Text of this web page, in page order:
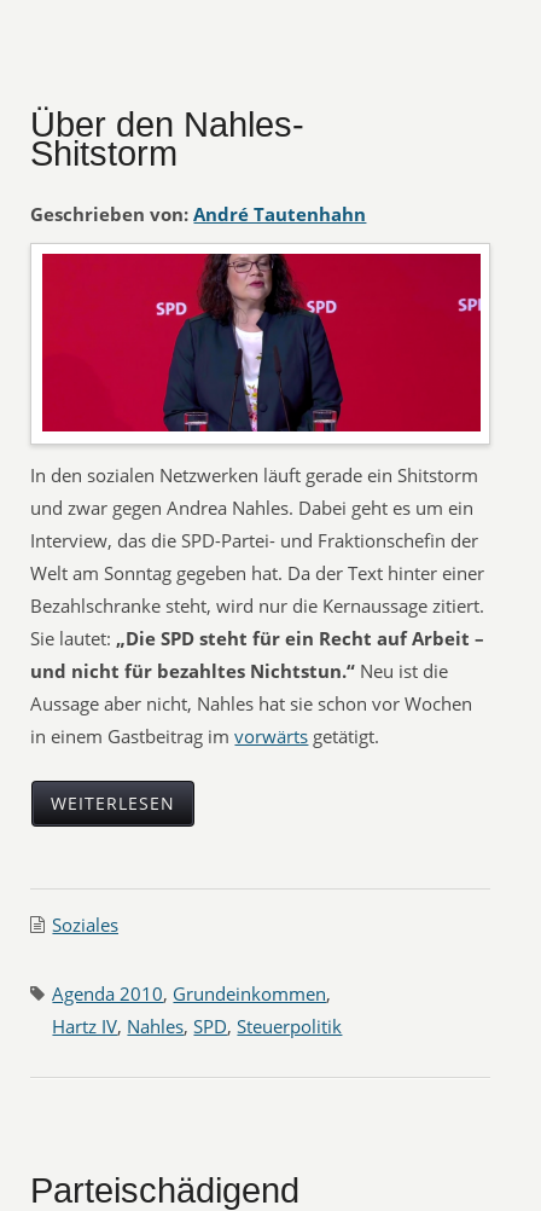
Über den Nahles-
Shitstorm
Geschrieben von: André Tautenhahn
In den sozialen Netzwerken läuft gerade ein Shitstorm
und zwar gegen Andrea Nahles. Dabei geht es um ein
Interview, das die SPD-Partei- und Fraktionschefin der
Welt am Sonntag gegeben hat. Da der Text hinter einer
Bezahlschranke steht, wird nur die Kernaussage zitiert.
Sie lautet: „Die SPD steht für ein Recht auf Arbeit –
und nicht für bezahltes Nichtstun.“ Neu ist die
Aussage aber nicht, Nahles hat sie schon vor Wochen
in einem Gastbeitrag imvorwärts getätigt.
WEITERLESEN
Soziales
Agenda 2010, Grundeinkommen,
Hartz IV, Nahles,SPD,Steuerpolitik
Parteischädigend